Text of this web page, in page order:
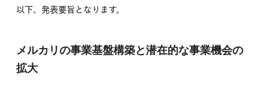
以下、発表要旨となります。
メルカリの事業基盤構築と潜在的な事業機会の
拡大